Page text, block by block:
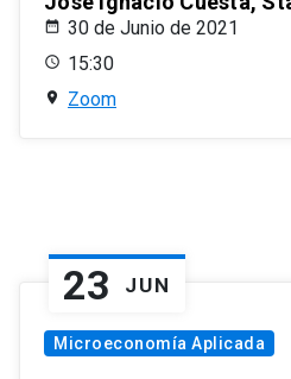
30 de Junio de 2021
15:30
Zoom
23 JUN
Microeconomía Aplicada